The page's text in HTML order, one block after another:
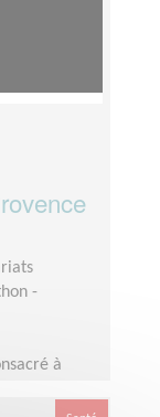
-
à